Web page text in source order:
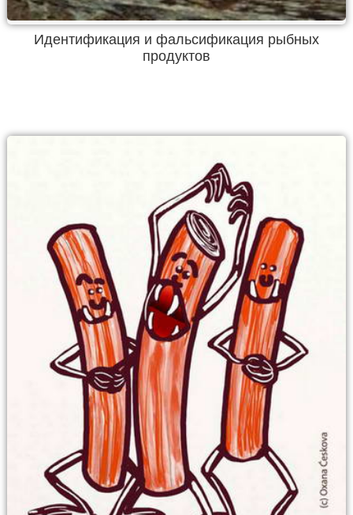
Идентификация и фальсификация рыбных
продуктов